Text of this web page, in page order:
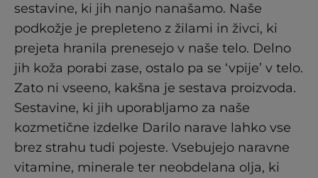
sestavine, ki jih nanjo nanašamo. Naše
podkožje je prepleteno z žilami in živci, ki
prejeta hranila prenesejo v naše telo. Delno
jih koža porabi zase, ostalo pa se ‘vpije’ v telo.
Zato ni vseeno, kakšna je sestava proizvoda.
Sestavine, ki jih uporabljamo za naše
kozmetične izdelke Darilo narave lahko vse
brez strahu tudi pojeste. Vsebujejo naravne
vitamine, minerale ter neobdelana olja, ki